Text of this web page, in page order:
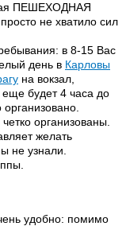
ПЕШЕХОДНАЯ
не хватило сил
в 8-15 Вас
день в Карловы
на вокзал,
будет 4 часа до
организованы.
желать
не узнали.
удобно: помимо